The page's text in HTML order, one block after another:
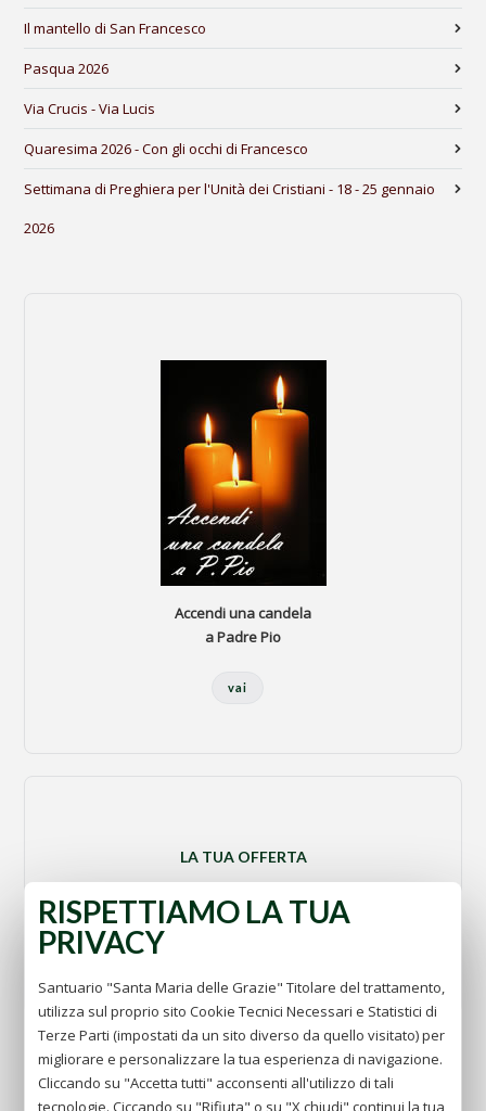
Il mantello di San Francesco
Pasqua 2026
Via Crucis - Via Lucis
Quaresima 2026 - Con gli occhi di Francesco
Settimana di Preghiera per l'Unità dei Cristiani - 18 - 25 gennaio
2026
Accendi una candela
a Padre Pio
vai
LA TUA OFFERTA
Sostieni le nostre iniziative
RISPETTIAMO LA TUA
PRIVACY
Santuario "Santa Maria delle Grazie" Titolare del trattamento,
utilizza sul proprio sito Cookie Tecnici Necessari e Statistici di
Terze Parti (impostati da un sito diverso da quello visitato) per
migliorare e personalizzare la tua esperienza di navigazione.
Cliccando su "Accetta tutti" acconsenti all'utilizzo di tali
tecnologie. Ciccando su "Rifiuta" o su "X chiudi" continui la tua